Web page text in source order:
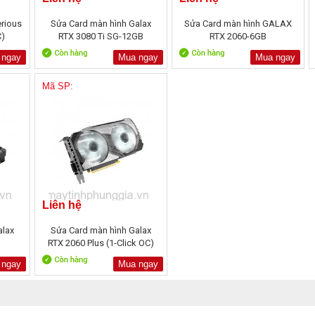
Sửa Card màn hình Galax
RTX 3080 Ti SG-12GB
Mua ngay
Sửa Card màn hình GALAX
RTX 2060-6GB
Mua ngay
Mã SP:
Liên hệ
Sửa Card màn hình Galax
RTX 2060 Plus (1-Click OC)
Mua ngay